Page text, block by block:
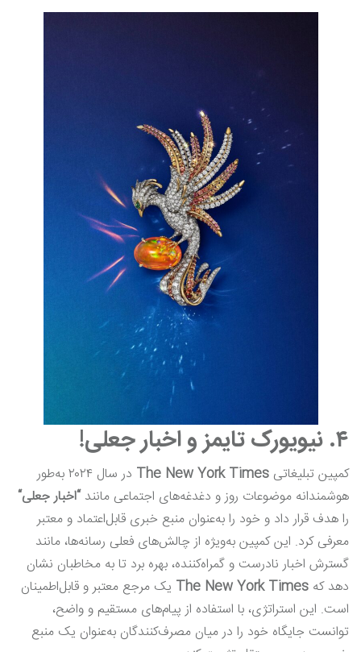
۴. نیویورک تایمز و اخبار جعلی!
کمپین تبلیغاتی The New York Times
در سال ۲۰۲۴ به‌طور
هوشمندانه موضوعات روز و دغدغه‌های اجتماعی مانند“اخبار جعلی“
را هدف قرار داد و خود را به‌عنوان منبع خبری قابل‌اعتماد و معتبر
معرفی کرد. این کمپین به‌ویژه از چالش‌های فعلی رسانه‌ها، مانند
گسترش اخبار نادرست و گمراه‌کننده، بهره برد تا به مخاطبان نشان
دهد که The New York Times یک مرجع معتبر و قابل‌اطمینان
است. این استراتژی، با استفاده از پیام‌های مستقیم و واضح،
توانست جایگاه خود را در میان مصرف‌کنندگان به‌عنوان یک منبع